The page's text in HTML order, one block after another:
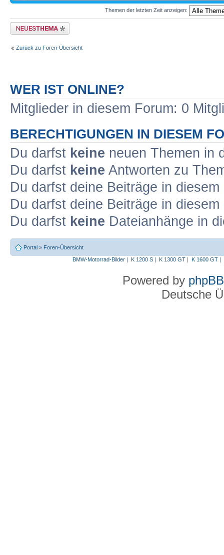
Themen der letzten Zeit anzeigen:
Neues Thema erstellen
Zurück zu Foren-Übersicht
WER IST ONLINE?
Mitglieder in diesem Forum: 0
BERECHTIGUNGEN IN DIESEM
Du darfst keine neuen Themen in
Du darfst keine Antworten zu
Du darfst deine Beiträge in
Du darfst deine Beiträge in
Du darfst keine Dateianhänge in
Portal » Foren-Übersicht
BMW-Motorrad-Bilder| K 1200 S| K 1300 GT| K 1600 GT|
Powered by phpBB
Deutsche